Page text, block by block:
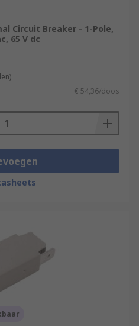
are most
They make up
in the broader
circuit
breakers are used to
in most types of
buses, and boats.
Circuit Breaker - 1-Pole,
65 V dc
€ 54,36/doos